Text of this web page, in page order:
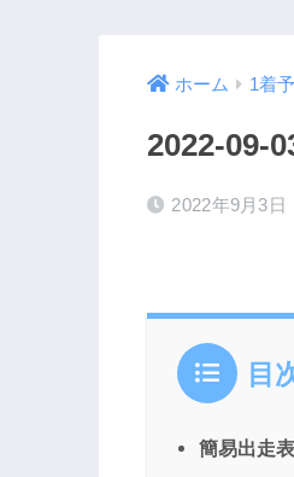
ホーム 1着
2022-09-
2022年9月3日
目
簡易出走表